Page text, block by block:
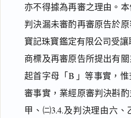
亦不得據為再審之理由。
判決漏未審酌再審原告於
寶記珠寶鑑定有限公司受讓
商標及再審原告所提出有
起首字母「B 」等事實，
審事實，業經原審判決斟
甲、㈡3.4.及判決理由六